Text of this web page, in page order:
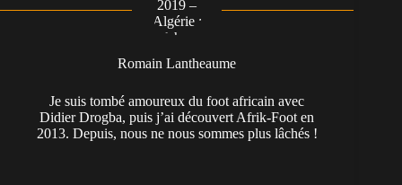
Romain Lantheaume
Je suis tombé amoureux du foot africain avec
Didier Drogba, puis j’ai découvert Afrik-Foot en
2013. Depuis, nous ne nous sommes plus lâchés !